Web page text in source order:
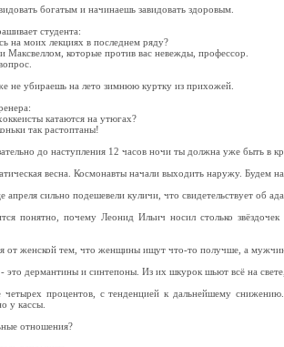
богатым и начинаешь завидовать здоровым.
студента:
на моих лекциях в последнем ряду?
которые против вас невежды, профессор.
не убираешь на лето зимнюю куртку из прихожей.
катаются на утюгах?
так растоптаны!
до наступления 12 часов ночи ты должна уже быть в
весна. Космонавты начали выходить наружу. Будем
апреля сильно подешевели куличи, что свидетельствует об
понятно, почему Леонид Ильич носил столько
от женской тем, что женщины ищут что-то получше, а
дермантины и синтепоны. Из их шкурок шьют всё на свете,
процентов, с тенденцией к дальнейшему
у кассы.
отношения?